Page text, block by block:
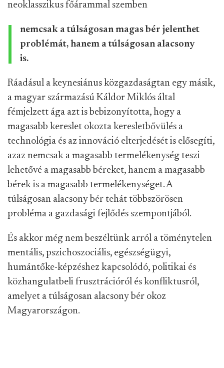
neoklasszikus főárammal szemben
nemcsak a túlságosan magas bér jelenthet
problémát, hanem a túlságosan alacsony
is.
Ráadásul a keynesiánus közgazdaságtan egy másik,
a magyar származású Káldor Miklós által
fémjelzett ága azt is bebizonyította, hogy a
magasabb kereslet okozta keresletbővülés a
technológia és az innováció elterjedését is elősegíti,
azaz nemcsak a magasabb termelékenység teszi
lehetővé a magasabb béreket, hanem a magasabb
bérek is a magasabb termelékenységet. A
túlságosan alacsony bér tehát többszörösen
probléma a gazdasági fejlődés szempontjából.
És akkor még nem beszéltünk arról a töménytelen
mentális, pszichoszociális, egészségügyi,
humántőke-képzéshez kapcsolódó, politikai és
közhangulatbeli frusztrációról és konfliktusról,
amelyet a túlságosan alacsony bér okoz
Magyarországon.